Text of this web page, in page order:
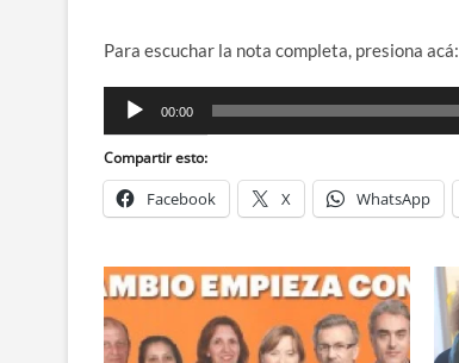
Para escuchar la nota completa, presiona acá:
Reproductor
audio
00:00
Compartir esto:
Facebook X WhatsApp